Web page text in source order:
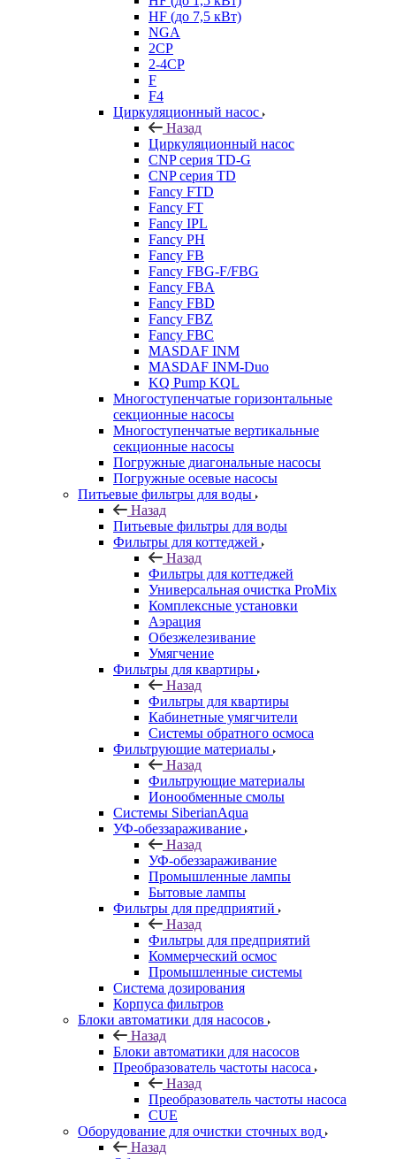
HF (до 7,5 кВт)
NGA
2CP
2-4CP
F
F4
Циркуляционный насос
Назад
Циркуляционный насос
CNP серия TD-G
CNP серия TD
Fancy FTD
Fancy FT
Fancy IPL
Fancy PH
Fancy FB
Fancy FBG-F/FBG
Fancy FBA
Fancy FBD
Fancy FBZ
Fancy FBC
MASDAF INM
MASDAF INM-Duo
KQ Pump KQL
Многоступенчатые горизонтальные
секционные насосы
Многоступенчатые вертикальные
секционные насосы
Погружные диагональные насосы
Погружные осевые насосы
Питьевые фильтры для воды
Назад
Питьевые фильтры для воды
Фильтры для коттеджей
Назад
Фильтры для коттеджей
Универсальная очистка ProMix
Комплексные установки
Аэрация
Обезжелезивание
Умягчение
Фильтры для квартиры
Назад
Фильтры для квартиры
Кабинетные умягчители
Системы обратного осмоса
Фильтрующие материалы
Назад
Фильтрующие материалы
Ионообменные смолы
Системы SiberianAqua
УФ-обеззараживание
Назад
УФ-обеззараживание
Промышленные лампы
Бытовые лампы
Фильтры для предприятий
Назад
Фильтры для предприятий
Коммерческий осмос
Промышленные системы
Система дозирования
Корпуса фильтров
Блоки автоматики для насосов
Назад
Блоки автоматики для насосов
Преобразователь частоты насоса
Назад
Преобразователь частоты насоса
CUE
Оборудование для очистки сточных вод
Назад